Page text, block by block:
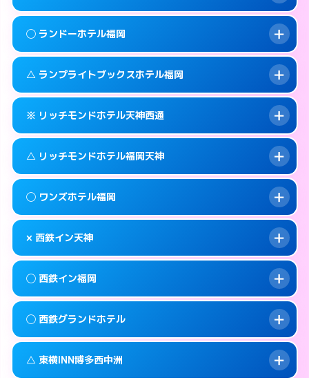
info このホテルの詳細ページを見る →
smartphone 092-531-0561
map 福岡市中央区清川2-5-5
info このホテルの詳細ページを見る →
案内方法: 女性が直接お部屋まで伺います。
smartphone 092-733-1234
map 福岡市中央区今泉1-2-23
info このホテルの詳細ページを見る →
案内方法: 女性が直接お部屋まで伺います。
smartphone 092-724-3511
map 福岡市中央区渡辺通5-1-20
info このホテルの詳細ページを見る →
◯ ランドーホテル福岡
案内方法: 女性が直接お部屋まで伺います。
smartphone 092-526-5231
map 福岡市中央区清川1-2-3
info このホテルの詳細ページを見る →
△ ランプライトブックスホテル福岡
案内方法: 女性が直接お部屋まで伺います。
smartphone 092-720-7711
map 福岡市中央区大名1-15-22
info このホテルの詳細ページを見る →
※ リッチモンドホテル天神西通
案内方法: カードキーにつきホテルの入り口で
待ち合わせ。
info このホテルの詳細ページを見る →
△ リッチモンドホテル福岡天神
案内方法:状況により派遣できません。
smartphone 092-739-2055
map 福岡市中央区渡辺通4-8-25
info このホテルの詳細ページを見る →
◯ ワンズホテル福岡
案内方法:女性が直接お部屋まで伺います。
smartphone 092-738-5533
map 福岡市中央区今川1-3-3
info このホテルの詳細ページを見る →
× 西鉄イン天神
案内方法: 派遣できません。
smartphone 092-713-5454
map 福岡市中央区渡辺通4-7-1
◯ 西鉄イン福岡
案内方法:女性が直接お部屋まで伺います。
◯ 西鉄グランドホテル
△ 東横INN博多西中洲